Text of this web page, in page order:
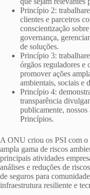
Princípio 2:
clientes e parceiros
conscientização
governança,
de soluções.
Princípio 3:
órgãos reguladores e
promover ações
ambientais, sociais e
Princípio 4:
transparência
publicamente,
Princípios.
A ONU criou os PSI com o
ampla gama de riscos
principais atividades
análises e reduções de
de seguros para
infraestrutura resiliente e